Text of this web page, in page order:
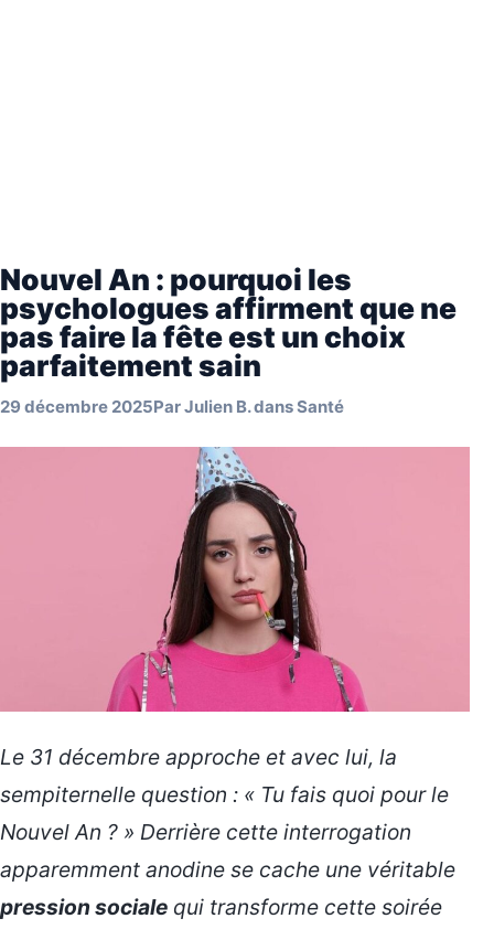
Nouvel An : pourquoi les
psychologues affirment que ne
pas faire la fête est un choix
parfaitement sain
29 décembre 2025ParJulien B.dansSanté
Le 31 décembre approche et avec lui, la
sempiternelle question : « Tu fais quoi pour le
Nouvel An ? » Derrière cette interrogation
apparemment anodine se cache une véritable
pression sociale qui transforme cette soirée